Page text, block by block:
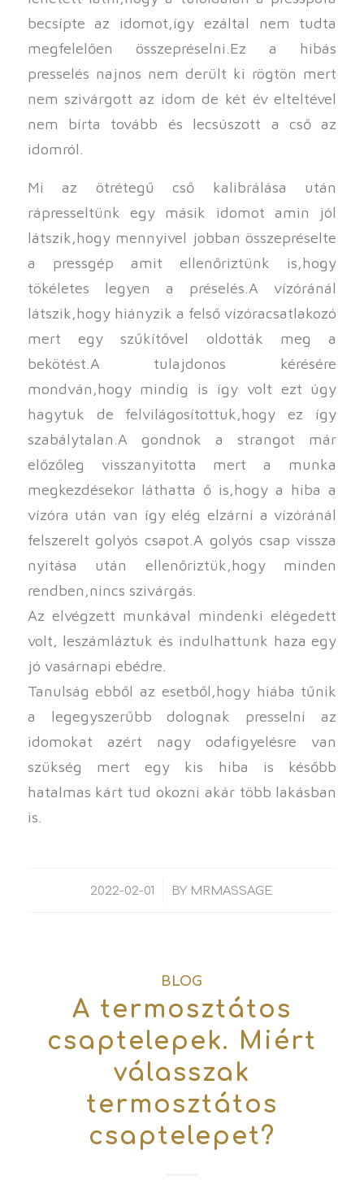
becsípte az idomot,így ezáltal nem tudta
megfelelően összepréselni.Ez a hibás
presselés najnos nem derült ki rögtön mert
nem szivárgott az idom de két év elteltével
nem bírta tovább és lecsúszott a cső az
idomról.
Mi az ötrétegű cső kalibrálása után
rápresseltünk egy másik idomot amin jól
látszik,hogy mennyivel jobban összepréselte
a pressgép amit ellenőriztünk is,hogy
tökéletes legyen a préselés.A vízóránál
látszik,hogy hiányzik a felső vízóracsatlakozó
mert egy szűkítővel oldották meg a
bekötést.A tulajdonos kérésére
mondván,hogy mindíg is így volt ezt úgy
hagytuk de felvilágosítottuk,hogy ez így
szabálytalan.A gondnok a strangot már
előzőleg visszanyitotta mert a munka
megkezdésekor láthatta ő is,hogy a hiba a
vízóra után van így elég elzárni a vízóránál
felszerelt golyós csapot.A golyós csap vissza
nyitása után ellenőriztük,hogy minden
rendben,nincs szivárgás.
Az elvégzett munkával mindenki elégedett
volt, leszámláztuk és indulhattunk haza egy
jó vasárnapi ebédre.
Tanulság ebből az esetből,hogy hiába tűnik
a legegyszerűbb dolognak presselni az
idomokat azért nagy odafigyelésre van
szükség mert egy kis hiba is később
hatalmas kárt tud okozni akár több lakásban
is.
2022-02-01
/ BY MRMASSAGE
BLOG
A termosztátos
csaptelepek. Miért
válasszak
termosztátos
csaptelepet?